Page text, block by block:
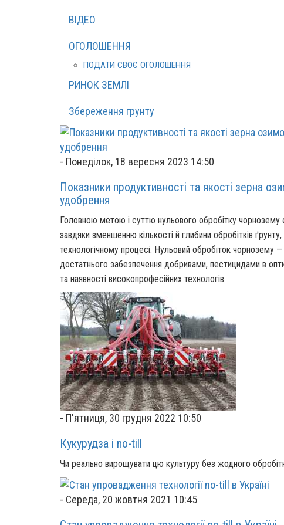
ВІДЕО
ОГОЛОШЕННЯ
ПОДАТИ СВОЄ ОГОЛОШЕННЯ
РИНОК ЗЕМЛІ
Збереження грунту
- Понеділок, 18 вересня 2023 14:50
Показники продуктивності та якості зерна
удобрення
Головною метою і суттю нульового обробітку чорнозему
завдяки зменшенню кількості й глибини обробітків
технологічному процесі. Нульовий обробіток чорнозему
достатнього забезпечення добривами, пестицидами в
та наявності високопрофесійних технологів
- П'ятниця, 30 грудня 2022 10:50
Кукурудза і no-till
Чи реально вирощувати цю культуру без жодного
- Середа, 20 жовтня 2021 10:45